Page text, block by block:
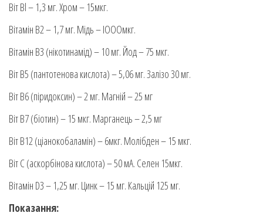
Віт Bl – 1,3 мг. Хром – 15мкг.
Вітамін В2 – 1,7 мг. Мідь – ІОООмкг.
Вітамін B3 (нікотинамід) – 10 мг. Йод – 75 мкг.
Віт В5 (пантотенова кислота) – 5,06 мг. Залізо 30 мг.
Віт В6 (піридоксин) – 2 мг. Магній – 25 мг
Віт B7 (біотин) – 15 мкг. Марганець – 2,5 мг
Віт В12 (ціанокобаламін) – 6мкг. Молібден – 15 мкг.
Віт С (аскорбінова кислота) – 50 мА. Селен 15мкг.
Вітамін D3 – 1,25 мг. Цинк – 15 мг. Кальцій 125 мг.
Показання: